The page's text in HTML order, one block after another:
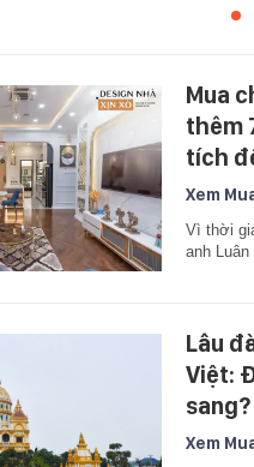
Mua
thêm
tích
Xem
Vì thời
anh
Lâu
Việt:
sang?
Xem